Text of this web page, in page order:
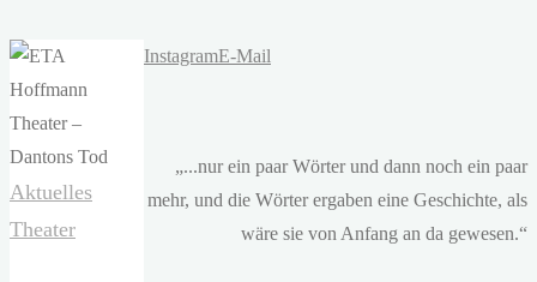
Aktuelles
Theater
InstagramE-Mail
„...nur ein paar Wörter und dann noch ein paar
mehr, und die Wörter ergaben eine Geschichte, als
wäre sie von Anfang an da gewesen.“